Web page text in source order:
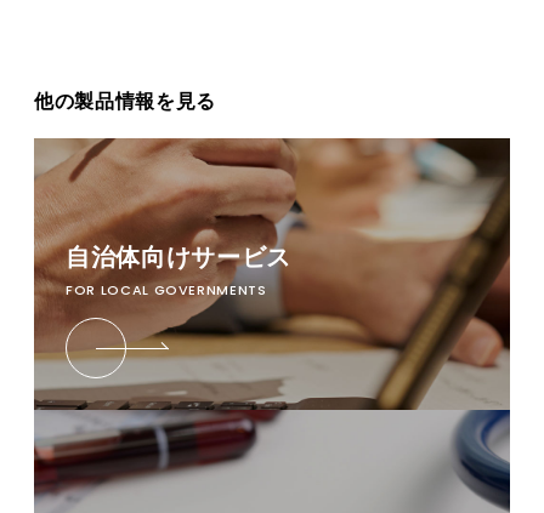
他の製品情報を見る
自治体向けサービス
FOR LOCAL GOVERNMENTS